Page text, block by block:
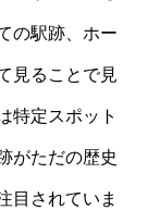
の駅跡、ホー
見ることで見
特定スポット
がただの歴史
目されていま